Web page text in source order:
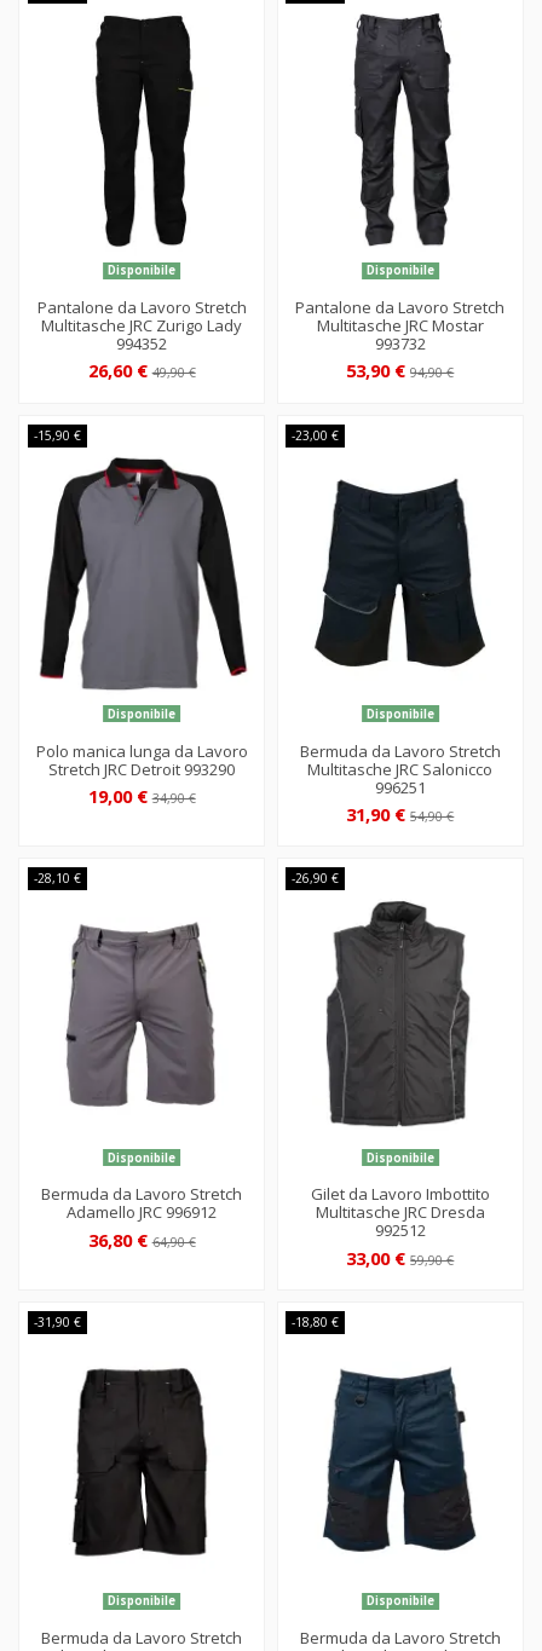
Disponibile
Pantalone da Lavoro Stretch
Multitasche JRC Zurigo Lady
994352
26,60 €49,90 €
Disponibile
Pantalone da Lavoro Stretch
Multitasche JRC Mostar
993732
53,90 €94,90 €
-15,90 €
Disponibile
Polo manica lunga da Lavoro
Stretch JRC Detroit 993290
19,00 €34,90 €
-23,00 €
Disponibile
Bermuda da Lavoro Stretch
Multitasche JRC Salonicco
996251
31,90 €54,90 €
-28,10 €
Disponibile
Bermuda da Lavoro Stretch
Adamello JRC 996912
36,80 €64,90 €
-26,90 €
Disponibile
Gilet da Lavoro Imbottito
Multitasche JRC Dresda
992512
33,00 €59,90 €
-31,90 €
Disponibile
Bermuda da Lavoro Stretch
-18,80 €
Disponibile
Bermuda da Lavoro Stretch